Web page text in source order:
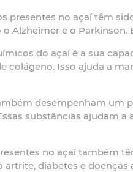
presentes no açaí têm
Alzheimer e o
do açaí é a sua
colágeno. Isso ajuda a
desempenham um
substâncias ajudam
no açaí também
diabetes e